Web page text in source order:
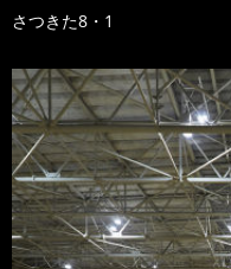
さつきた8・1